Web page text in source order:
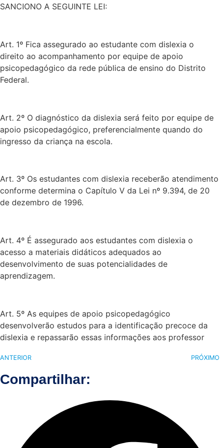
SANCIONO A SEGUINTE LEI:
Art. 1º Fica assegurado ao estudante com dislexia o
direito ao acompanhamento por equipe de apoio
psicopedagógico da rede pública de ensino do Distrito
Federal.
Art. 2º O diagnóstico da dislexia será feito por equipe de
apoio psicopedagógico, preferencialmente quando do
ingresso da criança na escola.
Art. 3º Os estudantes com dislexia receberão atendimento
conforme determina o Capítulo V da Lei nº 9.394, de 20
de dezembro de 1996.
Art. 4º É assegurado aos estudantes com dislexia o
acesso a materiais didáticos adequados ao
desenvolvimento de suas potencialidades de
aprendizagem.
Art. 5º As equipes de apoio psicopedagógico
desenvolverão estudos para a identificação precoce da
dislexia e repassarão essas informações aos professor
ANTERIOR PRÓXIMO
Compartilhar: